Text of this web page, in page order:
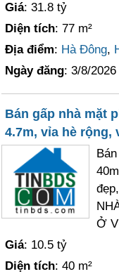
Giá: 31.8 tỷ
Diện tích: 77 m²
Địa điểm: Hà Đông,
Ngày đăng: 3/8/2026
Bán gấp nhà mặt
4.7m, vỉa hè rộng,
Ở
Giá: 10.5 tỷ
Diện tích: 40 m²